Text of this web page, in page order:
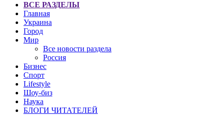
ВСЕ РАЗДЕЛЫ
Главная
Украина
Город
Мир
Все новости раздела
Россия
Бизнес
Спорт
Lifestyle
Шоу-биз
Наука
БЛОГИ ЧИТАТЕЛЕЙ